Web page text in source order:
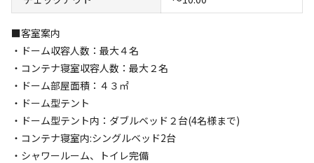
■客室案内
・ドーム収容人数：最大４名
・コンテナ寝室収容人数：最大２名
・ドーム部屋面積：４３㎡
・ドーム型テント
・ドーム型テント内：ダブルベッド２台(4名様まで)
・コンテナ寝室内:シングルベッド2台
・シャワールーム、トイレ完備
・ゴミは燃えるゴミ・缶・ペットボトルに分別をお願いいた
します。ペットボトルはキャップ・ラベルを外してお捨てく
ださい。
・ドーム内は土足厳禁・禁煙です。喫煙はテラスでお願いい
たします。
・夜間は住宅街のため、大きな声や音楽などはお控えくださ
い。
・沖縄の自然環境上、虫が出る場合がございます。あらかじ